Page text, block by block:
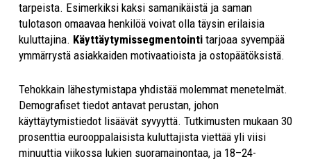
tarpeista. Esimerkiksi kaksi samanikäistä ja saman
tulotason omaavaa henkilöä voivat olla täysin erilaisia
kuluttajina. Käyttäytymissegmentointitarjoaa syvempää
ymmärrystä asiakkaiden motivaatioista ja ostopäätöksistä.
Tehokkain lähestymistapa yhdistää molemmat menetelmät.
Demografiset tiedot antavat perustan, johon
käyttäytymistiedot lisäävät syvyyttä. Tutkimusten mukaan 30
prosenttia eurooppalaisista kuluttajista viettää yli viisi
minuuttia viikossa lukien suoramainontaa, ja 18–24-